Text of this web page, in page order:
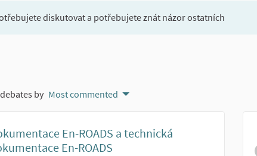
diskutovat a potřebujete znát názor ostatních
by Most commented
En-ROADS a technická
En-ROADS